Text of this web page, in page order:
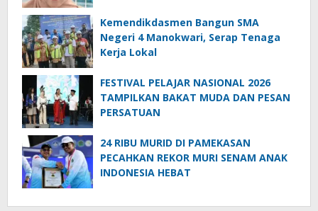
Kemendikdasmen Bangun SMA
Negeri 4 Manokwari, Serap Tenaga
Kerja Lokal
FESTIVAL PELAJAR NASIONAL 2026
TAMPILKAN BAKAT MUDA DAN PESAN
PERSATUAN
24 RIBU MURID DI PAMEKASAN
PECAHKAN REKOR MURI SENAM ANAK
INDONESIA HEBAT